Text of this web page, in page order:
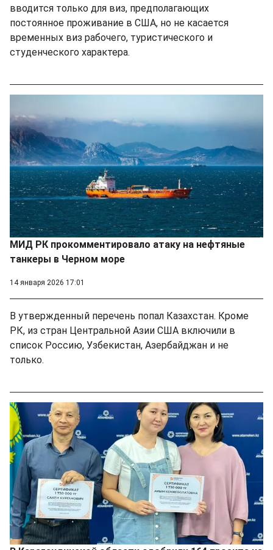
вводится только для виз, предполагающих
постоянное проживание в США, но не касается
временных виз рабочего, туристического и
студенческого характера.
МИД РК прокомментировало атаку на нефтяные
танкеры в Черном море
14 января 2026 17:01
В утвержденный перечень попал Казахстан. Кроме
РК, из стран Центральной Азии США включили в
список Россию, Узбекистан, Азербайджан и не
только.